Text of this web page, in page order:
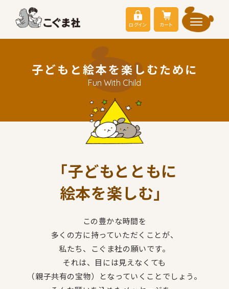
ログイン カート
子どもと絵本を楽しむために
Fun With Child
「子どもとともに
絵本を楽しむ」
この豊かな時間を
多くの方に持っていただくことが、
私たち、こぐま社の願いです。
それは、目には見えなくても
（親子共有の宝物）となっていくことでしょう。